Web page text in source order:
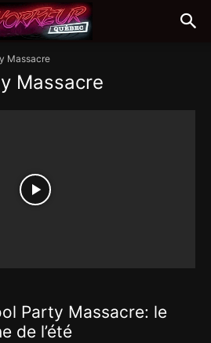
Massacre
Massacre
Party Massacre: le
de l’été